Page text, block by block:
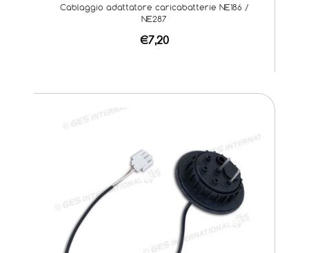
Cablaggio adattatore caricabatterie NE186 /
NE287
€7,20